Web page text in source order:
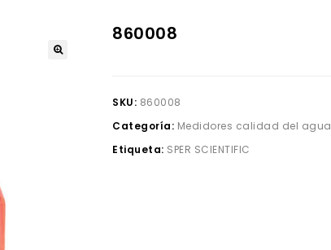
860008
SKU: 860008
Categoría: Medidores calidad del agua
Etiqueta: SPER SCIENTIFIC